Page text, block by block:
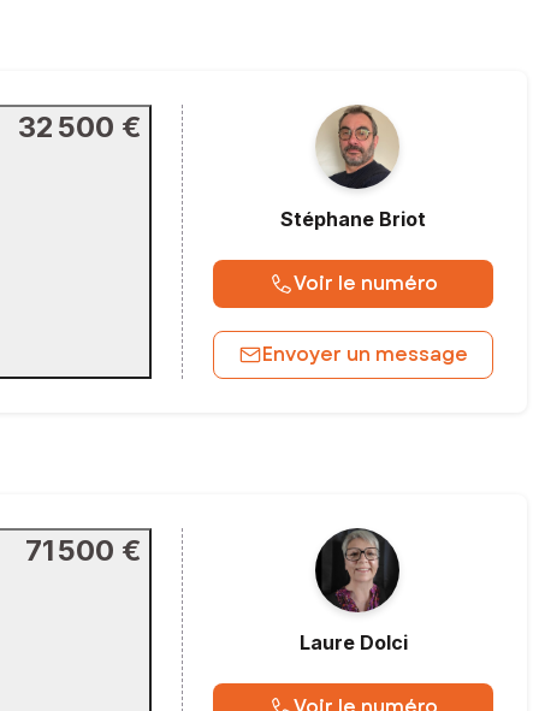
32 500 €
Stéphane Briot
Voir le numéro
Envoyer un message
71 500 €
Laure Dolci